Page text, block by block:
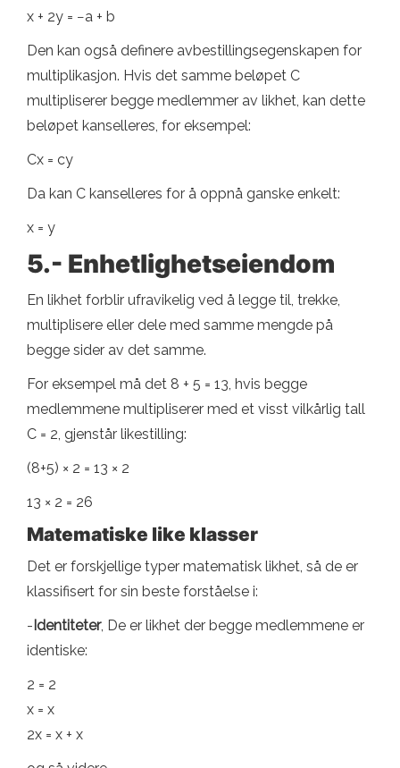
x + 2y = −a + b
Den kan også definere avbestillingsegenskapen for
multiplikasjon. Hvis det samme beløpet C
multipliserer begge medlemmer av likhet, kan dette
beløpet kanselleres, for eksempel:
Cx = cy
Da kan C kanselleres for å oppnå ganske enkelt:
x = y
5.- Enhetlighetseiendom
En likhet forblir ufravikelig ved å legge til, trekke,
multiplisere eller dele med samme mengde på
begge sider av det samme.
For eksempel må det 8 + 5 = 13, hvis begge
medlemmene multipliserer med et visst vilkårlig tall
C = 2, gjenstår likestilling:
(8+5) × 2 = 13 × 2
13 × 2 = 26
Matematiske like klasser
Det er forskjellige typer matematisk likhet, så de er
klassifisert for sin beste forståelse i:
-Identiteter, De er likhet der begge medlemmene er
identiske:
2 = 2
x = x
2x = x + x